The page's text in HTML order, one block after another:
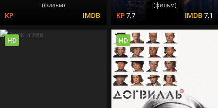
(фильм) (фильм)
7.7 7.1
HD HD